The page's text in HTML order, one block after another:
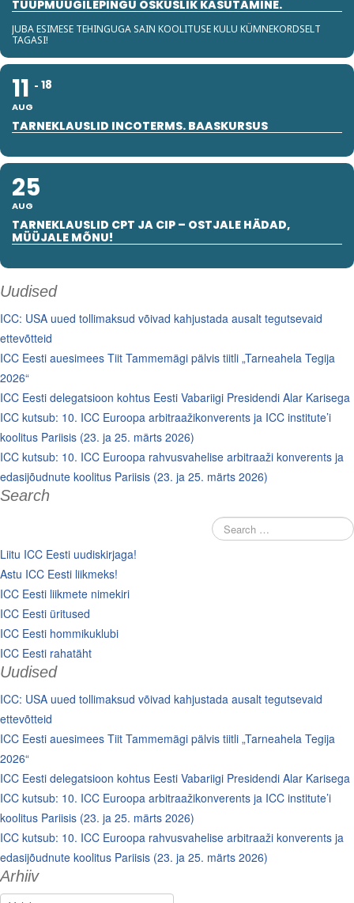
TÜÜPMÜÜGILEPINGU OSKUSLIK KASUTAMINE.
JUBA ESIMESE TEHINGUGA SAIN KOOLITUSE KULU KÜMNEKORDSELT
TAGASI!
11
AUG
18
TARNEKLAUSLID INCOTERMS. BAASKURSUS
25
AUG
TARNEKLAUSLID CPT JA CIP – OSTJALE HÄDAD,
MÜÜJALE MÕNU!
Uudised
ICC: USA uued tollimaksud võivad kahjustada ausalt tegutsevaid
ettevõtteid
ICC Eesti auesimees Tiit Tammemägi pälvis tiitli „Tarneahela Tegija
2026“
ICC Eesti delegatsioon kohtus Eesti Vabariigi Presidendi Alar Karisega
ICC kutsub: 10. ICC Euroopa arbitraažikonverents ja ICC institute’i
koolitus Pariisis (23. ja 25. märts 2026)
ICC kutsub: 10. ICC Euroopa rahvusvahelise arbitraaži konverents ja
edasijõudnute koolitus Pariisis (23. ja 25. märts 2026)
Search
Liitu ICC Eesti uudiskirjaga!
Astu ICC Eesti liikmeks!
ICC Eesti liikmete nimekiri
ICC Eesti üritused
ICC Eesti hommikuklubi
ICC Eesti rahatäht
Uudised
ICC: USA uued tollimaksud võivad kahjustada ausalt tegutsevaid
ettevõtteid
ICC Eesti auesimees Tiit Tammemägi pälvis tiitli „Tarneahela Tegija
2026“
ICC Eesti delegatsioon kohtus Eesti Vabariigi Presidendi Alar Karisega
ICC kutsub: 10. ICC Euroopa arbitraažikonverents ja ICC institute’i
koolitus Pariisis (23. ja 25. märts 2026)
ICC kutsub: 10. ICC Euroopa rahvusvahelise arbitraaži konverents ja
edasijõudnute koolitus Pariisis (23. ja 25. märts 2026)
Arhiiv